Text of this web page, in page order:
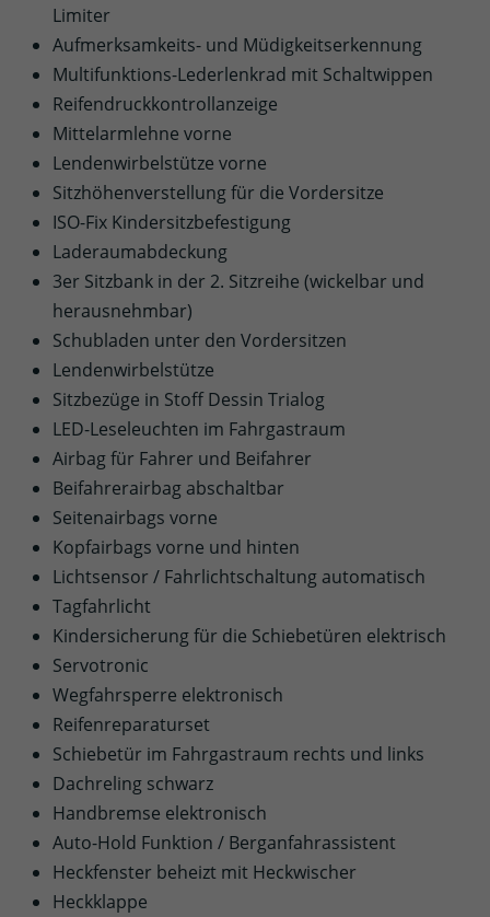
Limiter
Aufmerksamkeits- und Müdigkeitserkennung
Multifunktions-Lederlenkrad mit Schaltwippen
Reifendruckkontrollanzeige
Mittelarmlehne vorne
Lendenwirbelstütze vorne
Sitzhöhenverstellung für die Vordersitze
ISO-Fix Kindersitzbefestigung
Laderaumabdeckung
3er Sitzbank in der 2. Sitzreihe (wickelbar und
herausnehmbar)
Schubladen unter den Vordersitzen
Lendenwirbelstütze
Sitzbezüge in Stoff Dessin Trialog
LED-Leseleuchten im Fahrgastraum
Airbag für Fahrer und Beifahrer
Beifahrerairbag abschaltbar
Seitenairbags vorne
Kopfairbags vorne und hinten
Lichtsensor / Fahrlichtschaltung automatisch
Tagfahrlicht
Kindersicherung für die Schiebetüren elektrisch
Servotronic
Wegfahrsperre elektronisch
Reifenreparaturset
Schiebetür im Fahrgastraum rechts und links
Dachreling schwarz
Handbremse elektronisch
Auto-Hold Funktion / Berganfahrassistent
Heckfenster beheizt mit Heckwischer
Heckklappe